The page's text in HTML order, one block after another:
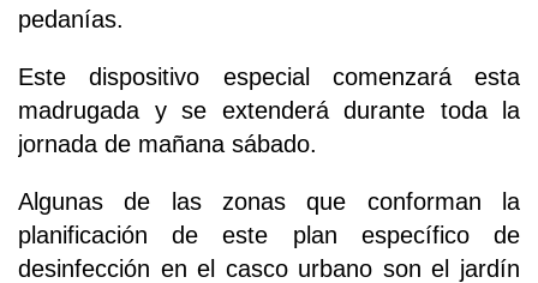
pedanías.
Este dispositivo especial comenzará esta
madrugada y se extenderá durante toda la
jornada de mañana sábado.
Algunas de las zonas que conforman la
planificación de este plan específico de
desinfección en el casco urbano son el jardín